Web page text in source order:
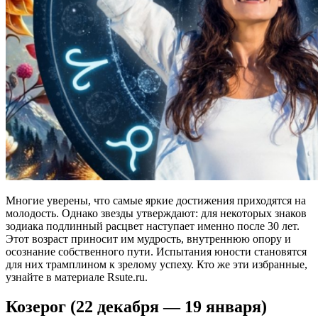
Многие уверены, что самые яркие достижения приходятся на
молодость. Однако звезды утверждают: для некоторых знаков
зодиака подлинный расцвет наступает именно после 30 лет.
Этот возраст приносит им мудрость, внутреннюю опору и
осознание собственного пути. Испытания юности становятся
для них трамплином к зрелому успеху. Кто же эти избранные,
узнайте в материале Rsute.ru.
Козерог (22 декабря — 19 января)